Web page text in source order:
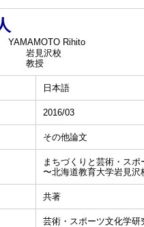
YAMAMOTO Rihito
岩見沢校
教授
日本語
2016/03
その他論文
まちづくりと芸術・スポ
〜北海道教育大学岩見
共著
芸術・スポーツ文化学研